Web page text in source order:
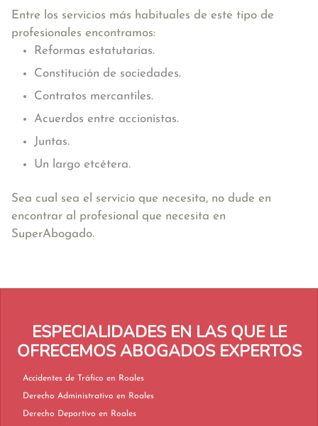
Entre los servicios más habituales de este tipo de
profesionales encontramos:
Reformas estatutarias.
Constitución de sociedades.
Contratos mercantiles.
Acuerdos entre accionistas.
Juntas.
Un largo etcétera.
Sea cual sea el servicio que necesita, no dude en
encontrar al profesional que necesita en
SuperAbogado.
ESPECIALIDADES EN LAS QUE LE
OFRECEMOS ABOGADOS EXPERTOS
Accidentes de Tráfico en Roales
Derecho Administrativo en Roales
Derecho Deportivo en Roales